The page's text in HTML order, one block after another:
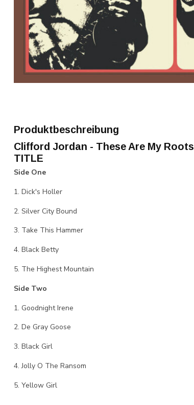
Produktbeschreibung
Clifford Jordan - These Are My Roots
TITLE
Side One
1. Dick's Holler
2. Silver City Bound
3. Take This Hammer
4. Black Betty
5. The Highest Mountain
Side Two
1. Goodnight Irene
2. De Gray Goose
3. Black Girl
4. Jolly O The Ransom
5. Yellow Girl